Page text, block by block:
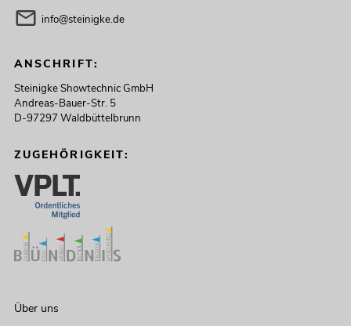
info@steinigke.de
ANSCHRIFT:
Steinigke Showtechnic GmbH
Andreas-Bauer-Str. 5
D-97297 Waldbüttelbrunn
ZUGEHÖRIGKEIT:
Über uns